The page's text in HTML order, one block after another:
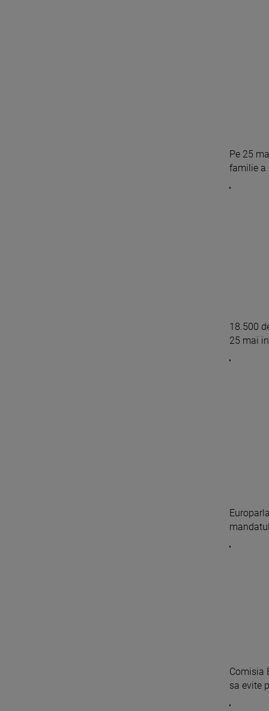
Pe 25
familie a
18.500
25 mai
Comisia
sa evite